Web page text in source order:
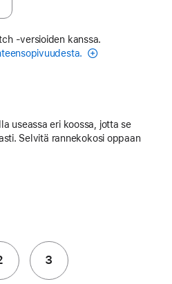
‑versioiden kanssa.
useassa eri koossa, jotta se
Selvitä rannekokosi oppaan
3